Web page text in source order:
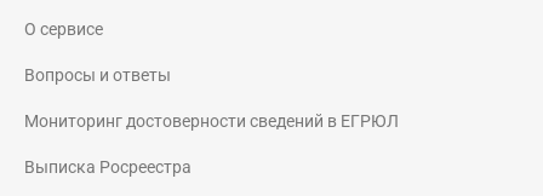
О сервисе
Вопросы и ответы
Мониторинг достоверности сведений в ЕГРЮЛ
Выписка Росреестра